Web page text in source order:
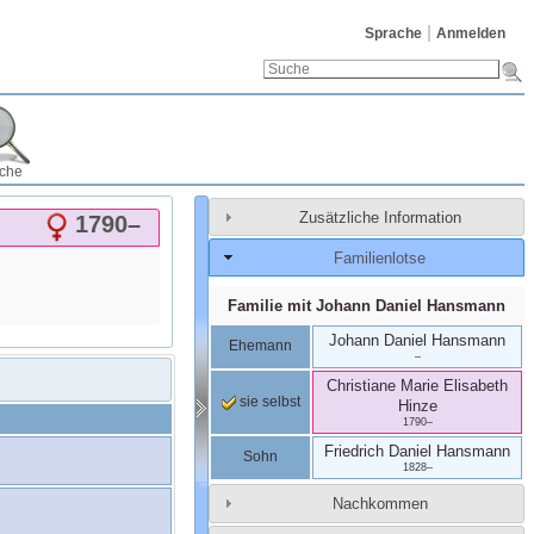
Sprache Anmelden
1790– Zusätzliche Information
Familienlotse
Familie mit Johann Daniel Hansmann
Ehemann Johann Daniel Hansmann
–
sie selbst
Christiane Marie Elisabeth
Hinze
1790–
Sohn Friedrich Daniel Hansmann
1828–
Nachkommen